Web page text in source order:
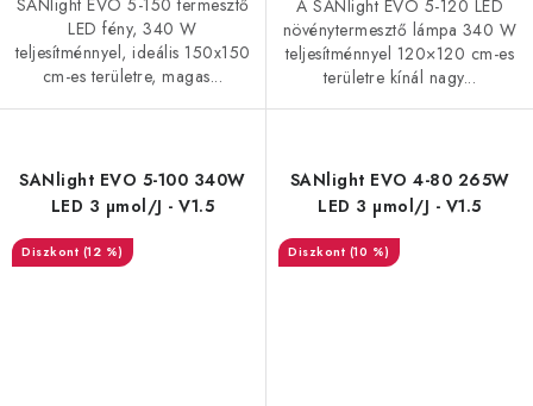
SANlight EVO 5-150 termesztő
LED fény, 340 W
teljesítménnyel, ideális 150x150
cm-es területre, magas...
A SANlight EVO 5-120 LED
növénytermesztő lámpa 340 W
teljesítménnyel 120×120 cm-es
területre kínál nagy...
SANlight EVO 5-100 340W
LED 3 µmol/J - V1.5
(12 %)
SANlight EVO 4-80 265W
LED 3 µmol/J - V1.5
(10 %)